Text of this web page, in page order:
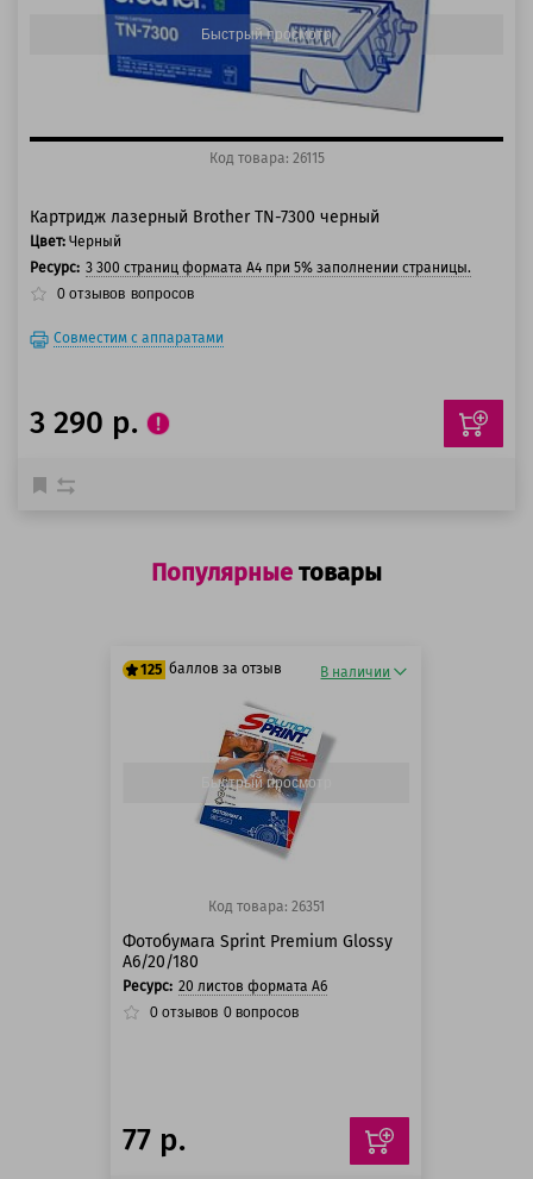
Быстрый просмотр
Код товара: 26115
Картридж лазерный Brother TN-7300 черный
Цвет: Черный
Ресурс: 3 300 страниц формата А4 при 5% заполнении страницы.
0 отзывов вопросов
Совместим с аппаратами
3 290 р.
Популярные товары
125 баллов за отзыв
125 баллов
125 баллов
В наличии
Быстрый просмотр
Код товара: 26351
Фотобумага Sprint Premium Glossy
A6/20/180
Ресурс: 20 листов формата А6
0 отзывов 0 вопросов
77 р.